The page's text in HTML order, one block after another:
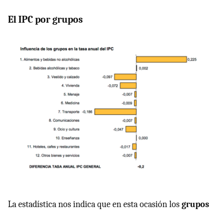
El IPC por grupos
La estadística nos indica que en esta ocasión losgrupos